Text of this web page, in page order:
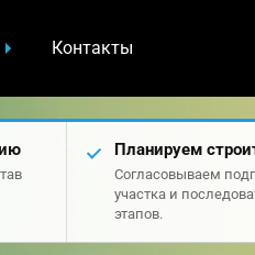
Контакты
Планируем
Согласовываем
участка и
этапов.